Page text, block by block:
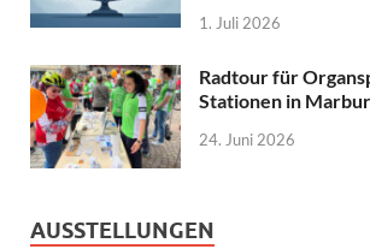
1. Juli 2026
Radtour für
Stationen in
24. Juni 2026
AUSSTELLUNGEN